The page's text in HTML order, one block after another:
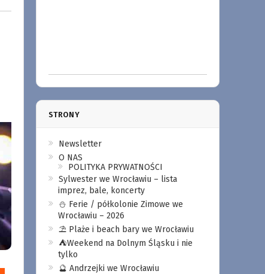
STRONY
Newsletter
O NAS
POLITYKA PRYWATNOŚCI
Sylwester we Wrocławiu – lista
imprez, bale, koncerty
⛄️ Ferie / półkolonie Zimowe we
Wrocławiu – 2026
⛱️ Plaże i beach bary we Wrocławiu
⛺️Weekend na Dolnym Śląsku i nie
tylko
🔮 Andrzejki we Wrocławiu